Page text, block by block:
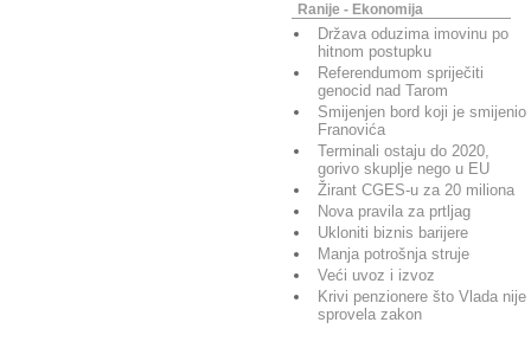
Ranije - Ekonomija
Država oduzima imovinu po
hitnom postupku
Referendumom spriječiti
genocid nad Tarom
Smijenjen bord koji je smijenio
Franovića
Terminali ostaju do 2020,
gorivo skuplje nego u EU
Žirant CGES-u za 20 miliona
Nova pravila za prtljag
Ukloniti biznis barijere
Manja potrošnja struje
Veći uvoz i izvoz
Krivi penzionere što Vlada nije
sprovela zakon